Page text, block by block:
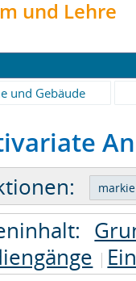
und Lehre
und Gebäude